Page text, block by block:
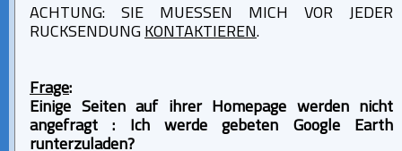
ACHTUNG: SIE MUESSEN MICH VOR JEDER
RUCKSENDUNG KONTAKTIEREN.
Frage:
Einige Seiten auf ihrer Homepage werden nicht
angefragt : Ich werde gebeten Google Earth
runterzuladen?